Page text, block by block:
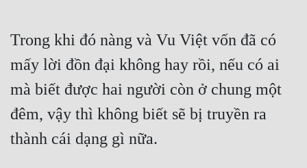
Tính Cách Nhân Vật :
Cơ Trí
Sát Phạt Quyết Đoán
Trong khi đó nàng và Vu Việt vốn đã có
mấy lời đồn đại không hay rồi, nếu có ai
mà biết được hai người còn ở chung một
đêm, vậy thì không biết sẽ bị truyền ra
thành cái dạng gì nữa.